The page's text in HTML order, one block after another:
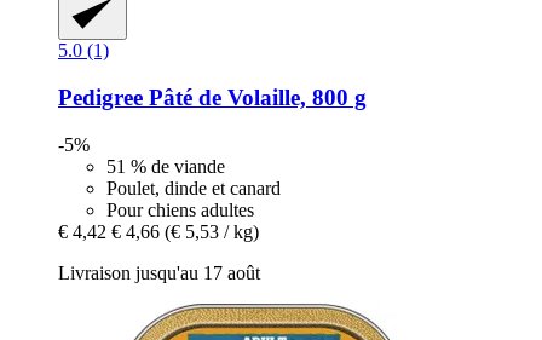
5.0 (1)
Pedigree Pâté de Volaille, 800 g
-5%
51 % de viande
Poulet, dinde et canard
Pour chiens adultes
€ 4,42 € 4,66 (€ 5,53 / kg)
Livraison jusqu'au 17 août